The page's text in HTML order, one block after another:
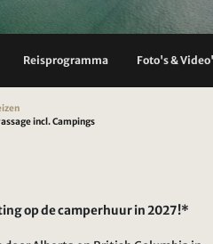
Reisprogramma Foto's &
incl. Campings
op de camperhuur in 2027!*